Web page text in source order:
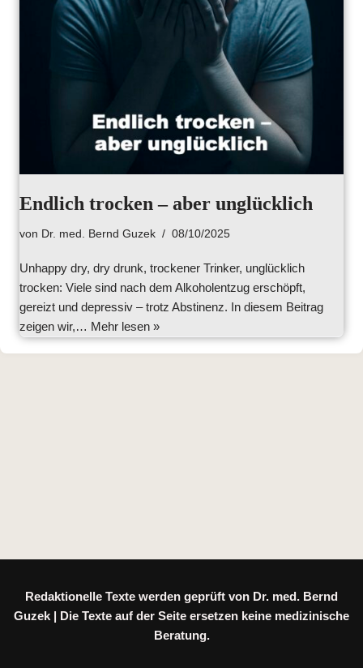
Endlich trocken – aber unglücklich
von Dr. med. Bernd Guzek 08/10/2025
Unhappy dry, dry drunk, trockener Trinker, unglücklich
trocken: Viele sind nach dem Alkoholentzug erschöpft,
gereizt und depressiv – trotz Abstinenz. In diesem Beitrag
zeigen wir,… Mehr lesen »
Redaktionelle Texte werden geprüft von Dr. med. Bernd
Guzek | Die Texte auf der Seite ersetzen keine medizinische
Beratung.